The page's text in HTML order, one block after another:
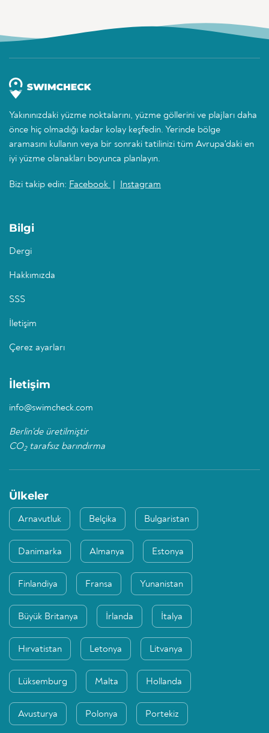
Yakınınızdaki yüzme noktalarını, yüzme göllerini ve plajları daha
önce hiç olmadığı kadar kolay keşfedin. Yerinde bölge
aramasını kullanın veya bir sonraki tatilinizi tüm Avrupa'daki en
iyi yüzme olanakları boyunca planlayın.
Bizi takip edin: Facebook Instagram
Bilgi
Dergi
Hakkımızda
SSS
İletişim
Çerez ayarları
İletişim
info@swimcheck.com
Berlin'de üretilmiştir
CO2tarafsız barındırma
Ülkeler
Arnavutluk Belçika Bulgaristan
Danimarka Almanya Estonya
Finlandiya Fransa Yunanistan
Büyük Britanya İrlanda İtalya
Hırvatistan Letonya Litvanya
Lüksemburg Malta Hollanda
Avusturya Polonya Portekiz